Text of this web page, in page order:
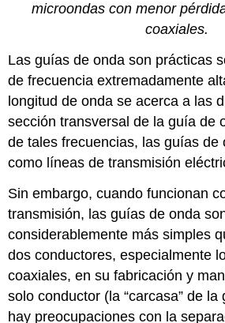
microondas con menor
coaxiales.
Las guías de onda son prácticas
de frecuencia extremadamente
longitud de onda se acerca a las
sección transversal de la guía de
de tales frecuencias, las guías de
como líneas de transmisión
Sin embargo, cuando funcionan
transmisión, las guías de onda
considerablemente más simples
dos conductores, especialmente
coaxiales, en su fabricación y
solo conductor (la “carcasa” de
hay preocupaciones con la